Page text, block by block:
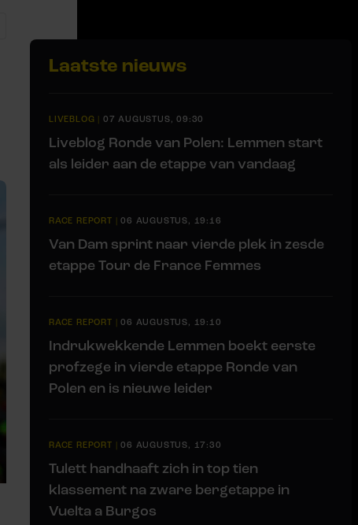
Laatste nieuws
LIVEBLOG | 07 AUGUSTUS, 09:30
Liveblog Ronde van Polen: Lemmen start
als leider aan de etappe van vandaag
RACE REPORT |06 AUGUSTUS, 19:16
Van Dam sprint naar vierde plek in zesde
etappe Tour de France Femmes
RACE REPORT |06 AUGUSTUS, 19:10
Indrukwekkende Lemmen boekt eerste
profzege in vierde etappe Ronde van
Polen en is nieuwe leider
RACE REPORT |06 AUGUSTUS, 17:30
Tulett handhaaft zich in top tien
klassement na zware bergetappe in
Vuelta a Burgos